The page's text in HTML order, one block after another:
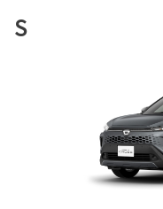
S